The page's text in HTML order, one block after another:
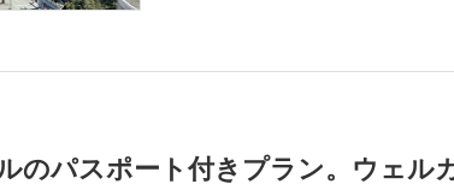
のパスポート付きプラン。ウェル